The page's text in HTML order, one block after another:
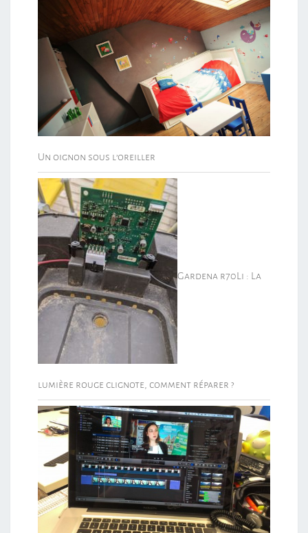
Un oignon sous l’oreiller
Gardena r70Li : La
lumière rouge clignote, comment réparer ?